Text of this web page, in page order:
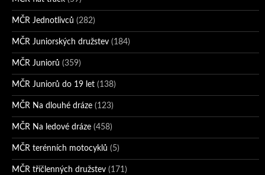
MČR Jednotlivců (282)
MČR Juniorských družstev (184)
MČR Juniorů (359)
MČR Juniorů do 19 let (138)
MČR Na dlouhé dráze (123)
MČR Na ledové dráze (458)
MČR terénních motocyklů (5)
MČR tříčlenných družstev (171)